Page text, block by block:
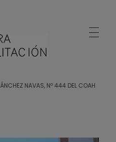
NAVAS, Nº 444 DEL COAH